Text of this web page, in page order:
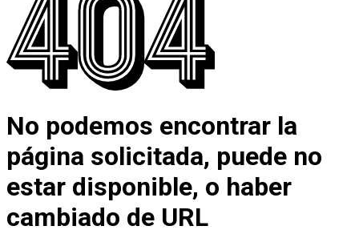
No podemos encontrar la
página solicitada, puede no
estar disponible, o haber
cambiado de URL